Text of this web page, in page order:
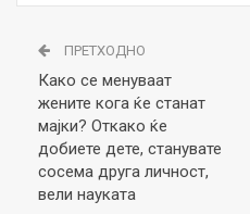
ПРЕТХОДНО
Како се менуваат
жените кога ќе станат
мајки? Откако ќе
добиете дете, станувате
сосема друга личност,
вели науката